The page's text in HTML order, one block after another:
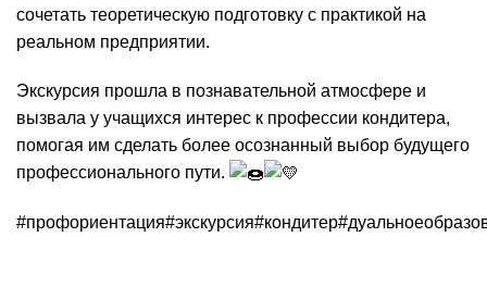
сочетать теоретическую подготовку с практикой на
реальном предприятии.
Экскурсия прошла в познавательной атмосфере и
вызвала у учащихся интерес к профессии кондитера,
помогая им сделать более осознанный выбор будущего
профессионального пути.
#профориентация#экскурсия#кондитер